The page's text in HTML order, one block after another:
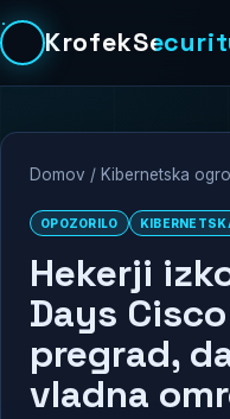
Domov / Kibernetska
OPOZORILO
Hekerji
Days
pregrad,
vladna